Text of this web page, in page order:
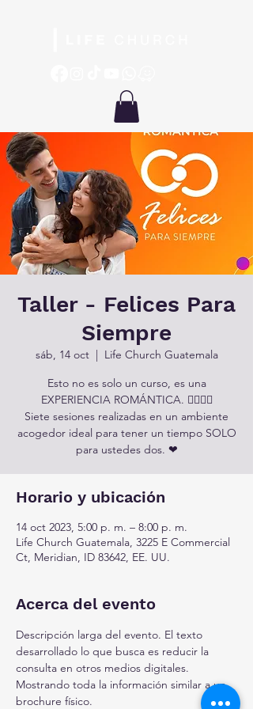
Taller - Felices Para
Siempre
sáb, 14 oct
  |
Life Church Guatemala
Esto no es solo un curso, es una
EXPERIENCIA ROMÁNTICA. 👩‍❤️‍💋‍👨
Siete sesiones realizadas en un ambiente
acogedor ideal para tener un tiempo SOLO
para ustedes dos. ❤
Horario y ubicación
14 oct 2023, 5:00 p. m. – 8:00 p. m.
Life Church Guatemala, 3225 E Commercial
Ct, Meridian, ID 83642, EE. UU.
Acerca del evento
Descripción larga del evento. El texto
desarrollado lo que busca es reducir la
consulta en otros medios digitales.
Mostrando toda la información similar a un
brochure físico.